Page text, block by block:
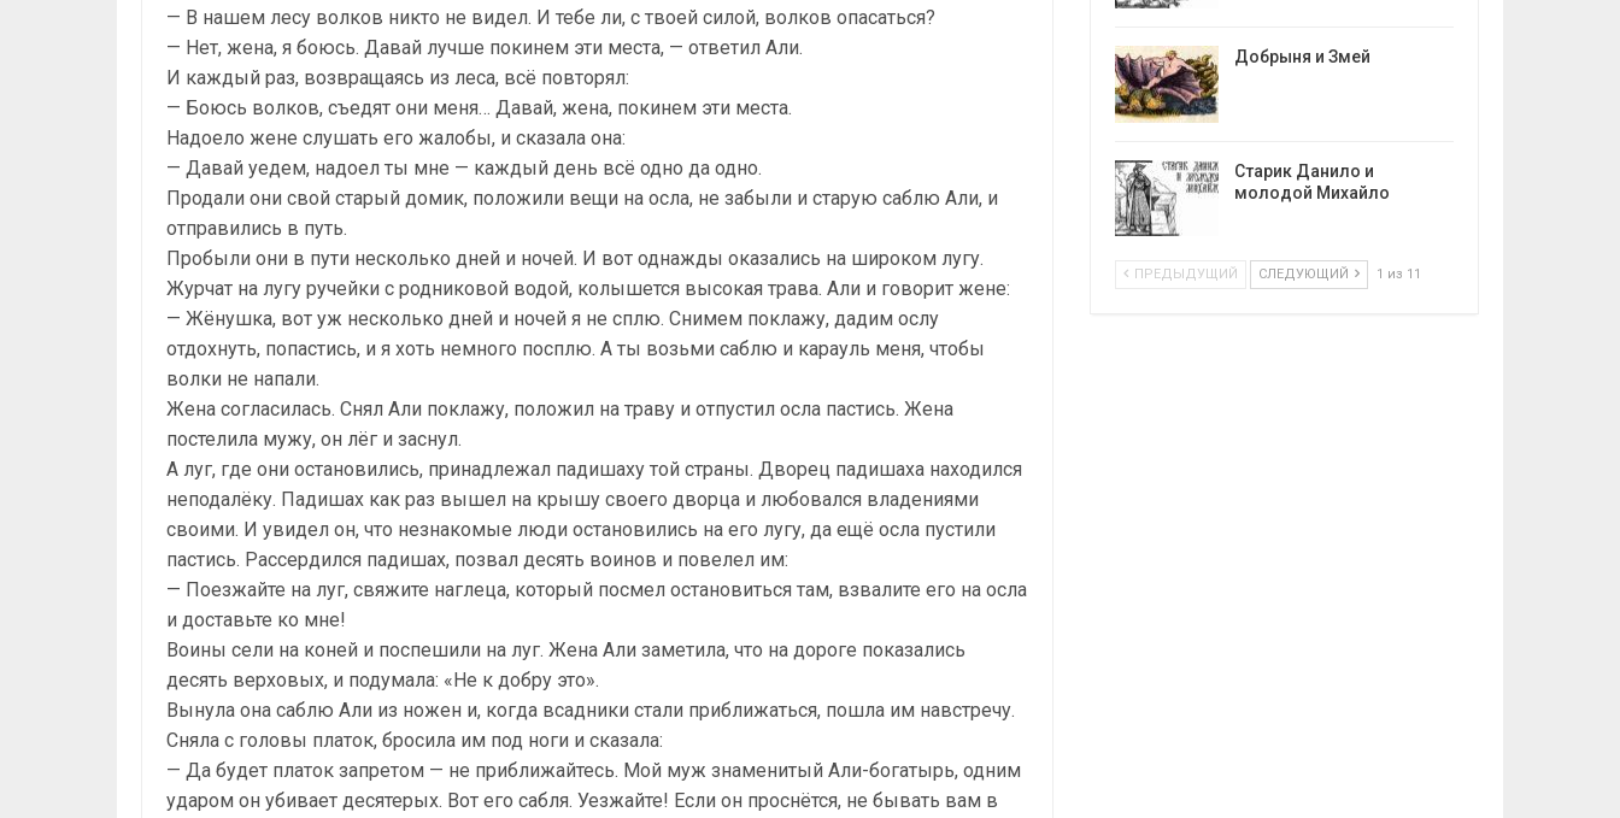
— В нашем лесу волков никто не видел. И тебе ли, с твоей силой, волков опасаться?
— Нет, жена, я боюсь. Давай лучше покинем эти места, — ответил Али.
И каждый раз, возвращаясь из леса, всё повторял:
— Боюсь волков, съедят они меня… Давай, жена, покинем эти места.
Надоело жене слушать его жалобы, и сказала она:
— Давай уедем, надоел ты мне — каждый день всё одно да одно.
Продали они свой старый домик, положили вещи на осла, не забыли и старую саблю Али, и
отправились в путь.
Пробыли они в пути несколько дней и ночей. И вот однажды оказались на широком лугу.
Журчат на лугу ручейки с родниковой водой, колышется высокая трава. Али и говорит жене:
— Жёнушка, вот уж несколько дней и ночей я не сплю. Снимем поклажу, дадим ослу
отдохнуть, попастись, и я хоть немного посплю. А ты возьми саблю и карауль меня, чтобы
волки не напали.
Жена согласилась. Снял Али поклажу, положил на траву и отпустил осла пастись. Жена
постелила мужу, он лёг и заснул.
А луг, где они остановились, принадлежал падишаху той страны. Дворец падишаха находился
неподалёку. Падишах как раз вышел на крышу своего дворца и любовался владениями
своими. И увидел он, что незнакомые люди остановились на его лугу, да ещё осла пустили
пастись. Рассердился падишах, позвал десять воинов и повелел им:
— Поезжайте на луг, свяжите наглеца, который посмел остановиться там, взвалите его на осла
и доставьте ко мне!
Воины сели на коней и поспешили на луг. Жена Али заметила, что на дороге показались
десять верховых, и подумала: «Не к добру это».
Вынула она саблю Али из ножен и, когда всадники стали приближаться, пошла им навстречу.
Сняла с головы платок, бросила им под ноги и сказала:
— Да будет платок запретом — не приближайтесь. Мой муж знаменитый Али-богатырь, одним
ударом он убивает десятерых. Вот его сабля. Уезжайте! Если он проснётся, не бывать вам в
Добрыня и Змей
Старик Данило и
молодой Михайло
ПРЕДЫДУЩИЙ СЛЕДУЮЩИЙ 1 из 11